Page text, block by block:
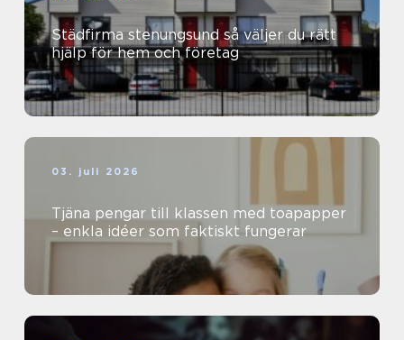
Städfirma stenungsund så väljer du rätt
hjälp för hem och företag
03. juli 2026
Tjäna pengar till klassen med toapapper
– enkla idéer som faktiskt fungerar